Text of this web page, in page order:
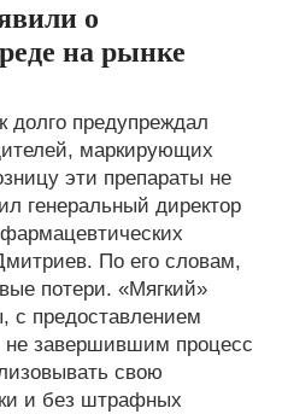
о
на рынке
долго предупреждал
маркирующих
эти препараты не
генеральный директор
По его словам,
потери. «Мягкий»
с предоставлением
завершившим процесс
свою
и без штрафных